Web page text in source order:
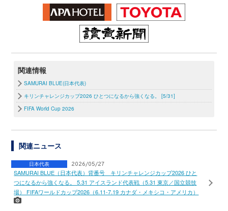
関連情報
SAMURAI BLUE(日本代表)
キリンチャレンジカップ2026 ひとつになるから強くなる。 [5/31]
FIFA World Cup 2026
関連ニュース
日本代表 2026/05/27
SAMURAI BLUE（日本代表）背番号 キリンチャレンジカップ2026 ひと
つになるから強くなる。 5.31 アイスランド代表戦（5.31 東京／国立競技
場） FIFAワールドカップ2026（6.11-7.19 カナダ・メキシコ・アメリカ）